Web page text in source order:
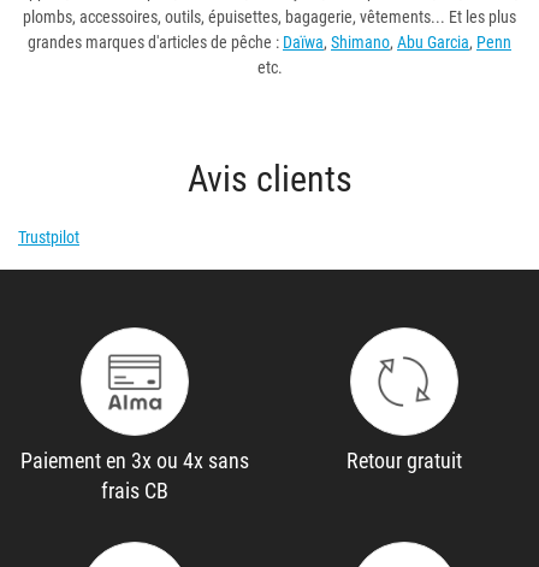
plombs, accessoires, outils, épuisettes, bagagerie, vêtements... Et les plus
grandes marques d'articles de pêche : Daïwa, Shimano, Abu Garcia, Penn
etc.
Avis clients
Trustpilot
Paiement en 3x ou 4x sans
frais CB
Retour gratuit